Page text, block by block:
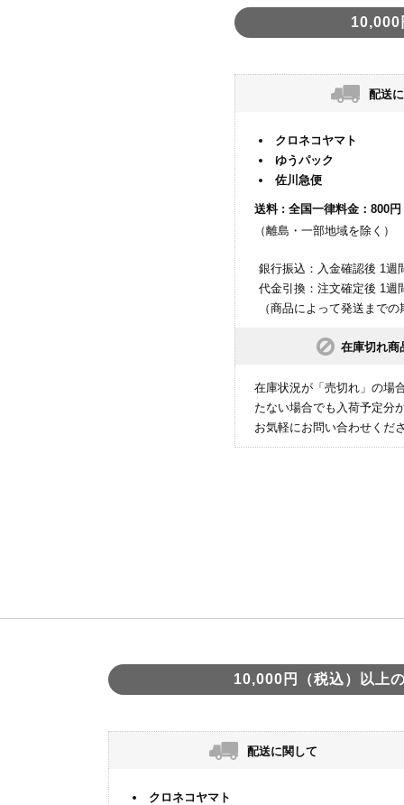
10,000
配送
クロネコヤマト
ゆうパック
佐川急便
送料 : 全国一律料金：800円
（離島・一部地域を除く）
銀行振込：入金確認後 1週
代金引換：注文確定後 1週
（商品によって発送まで
在庫切れ商
在庫状況が「売切れ」の場
たない場合でも入荷予定分
お気軽にお問い合わせくだ
10,000円（税込）以上
配送に関して
クロネコヤマト